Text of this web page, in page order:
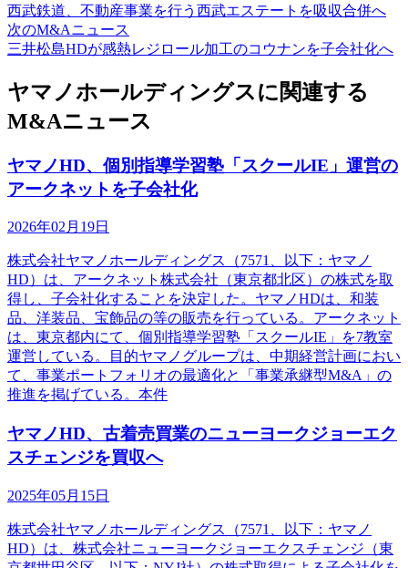
西武鉄道、不動産事業を行う西武エステートを吸収合併へ
次のM&Aニュース
三井松島HDが感熱レジロール加工のコウナンを子会社化へ
ヤマノホールディングスに関連する
M&Aニュース
ヤマノHD、個別指導学習塾「スクールIE」運営の
アークネットを子会社化
2026年02月19日
株式会社ヤマノホールディングス（7571、以下：ヤマノ
HD）は、アークネット株式会社（東京都北区）の株式を取
得し、子会社化することを決定した。ヤマノHDは、和装
品、洋装品、宝飾品の等の販売を行っている。アークネット
は、東京都内にて、個別指導学習塾「スクールIE」を7教室
運営している。目的ヤマノグループは、中期経営計画におい
て、事業ポートフォリオの最適化と「事業承継型M&A」の
推進を掲げている。本件
ヤマノHD、古着売買業のニューヨークジョーエク
スチェンジを買収へ
2025年05月15日
株式会社ヤマノホールディングス（7571、以下：ヤマノ
HD）は、株式会社ニューヨークジョーエクスチェンジ（東